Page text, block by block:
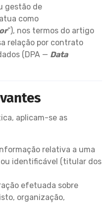
gestão de
como
“), nos termos do artigo
relação por contrato
(DPA — Data
aplicam-se as
relativa a uma
identificável (titular dos
efetuada sobre
organização,